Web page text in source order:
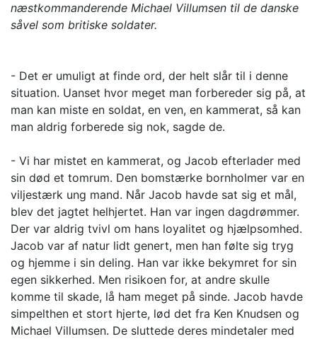
næstkommanderende Michael Villumsen til de danske
såvel som britiske soldater.
- Det er umuligt at finde ord, der helt slår til i denne
situation. Uanset hvor meget man forbereder sig på, at
man kan miste en soldat, en ven, en kammerat, så kan
man aldrig forberede sig nok, sagde de.
- Vi har mistet en kammerat, og Jacob efterlader med
sin død et tomrum. Den bomstærke bornholmer var en
viljestærk ung mand. Når Jacob havde sat sig et mål,
blev det jagtet helhjertet. Han var ingen dagdrømmer.
Der var aldrig tvivl om hans loyalitet og hjælpsomhed.
Jacob var af natur lidt genert, men han følte sig tryg
og hjemme i sin deling. Han var ikke bekymret for sin
egen sikkerhed. Men risikoen for, at andre skulle
komme til skade, lå ham meget på sinde. Jacob havde
simpelthen et stort hjerte, lød det fra Ken Knudsen og
Michael Villumsen. De sluttede deres mindetaler med